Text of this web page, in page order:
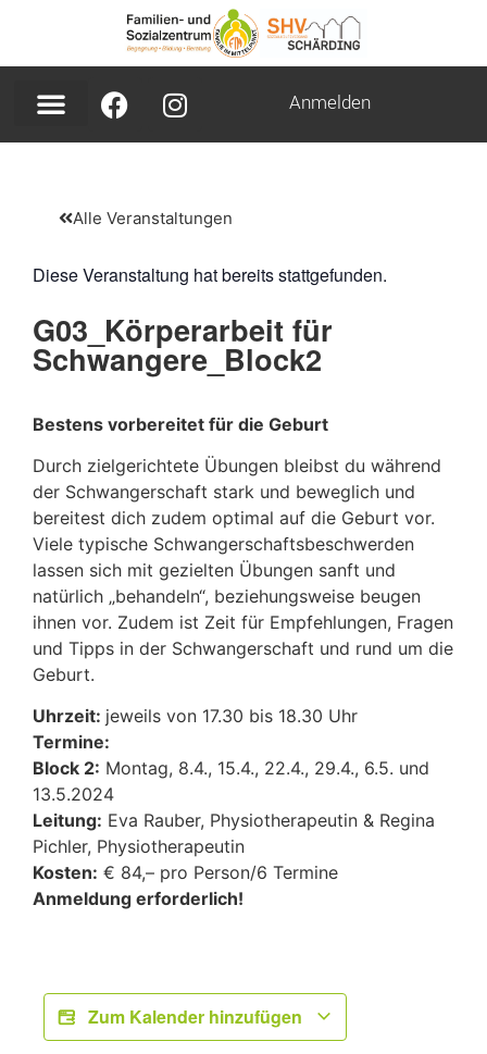
Anmelden
Alle Veranstaltungen
Diese Veranstaltung hat bereits stattgefunden.
G03_Körperarbeit für
Schwangere_Block2
Bestens vorbereitet für die Geburt
Durch zielgerichtete Übungen bleibst du während
der Schwangerschaft stark und beweglich und
bereitest dich zudem optimal auf die Geburt vor.
Viele typische Schwangerschaftsbeschwerden
lassen sich mit gezielten Übungen sanft und
natürlich „behandeln“, beziehungsweise beugen
ihnen vor. Zudem ist Zeit für Empfehlungen, Fragen
und Tipps in der Schwangerschaft und rund um die
Geburt.
Uhrzeit: jeweils von 17.30 bis 18.30 Uhr
Termine:
Block 2: Montag, 8.4., 15.4., 22.4., 29.4., 6.5. und
13.5.2024
Leitung: Eva Rauber, Physiotherapeutin & Regina
Pichler, Physiotherapeutin
Kosten: € 84,– pro Person/6 Termine
Anmeldung erforderlich!
Zum Kalender hinzufügen